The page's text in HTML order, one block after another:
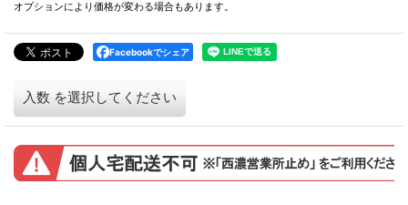
オプションにより価格が変わる場合もあります。
Facebookでシェア
入数 を選択してください